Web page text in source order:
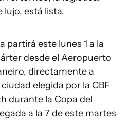
lujo, está lista.
partirá este lunes 1 a la
desde el Aeropuerto
directamente a
elegida por la CBF
durante la Copa del
a la 7 de este martes